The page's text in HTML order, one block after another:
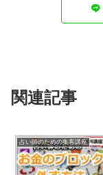
関連記事
占い師のための集客講座